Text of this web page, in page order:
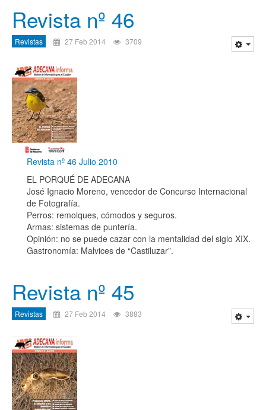
Revista nº 46
Revistas 27 Feb 2014 3709
Revista nº 46 Julio 2010
EL PORQUÉ DE ADECANA
José Ignacio Moreno, vencedor de Concurso Internacional
de Fotografía.
Perros: remolques, cómodos y seguros.
Armas: sistemas de puntería.
Opinión: no se puede cazar con la mentalidad del siglo XIX.
Gastronomía: Malvices de “Castiluzar”.
Revista nº 45
Revistas 27 Feb 2014 3883